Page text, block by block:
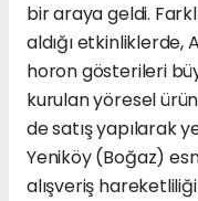
bir araya geldi.
aldığı etkinliklerde,
horon gösterileri
kurulan yöresel
de satış yapılarak
Yeniköy (Boğaz)
alışveriş